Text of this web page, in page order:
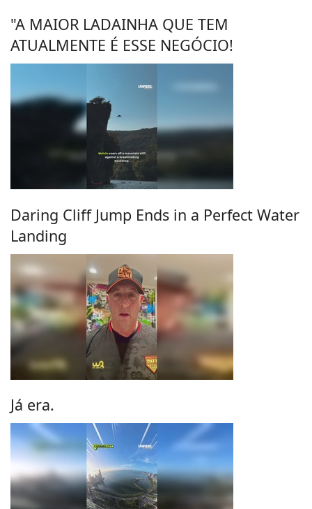
"A MAIOR LADAINHA QUE TEM
ATUALMENTE É ESSE NEGÓCIO!
Daring Cliff Jump Ends in a Perfect Water
Landing
Já era.